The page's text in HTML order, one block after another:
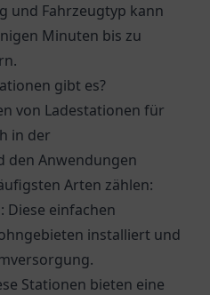
und Fahrzeugtyp kann
Minuten bis zu
gibt es?
von Ladestationen für
in der
den Anwendungen
Arten zählen:
Diese einfachen
installiert und
Stationen bieten eine